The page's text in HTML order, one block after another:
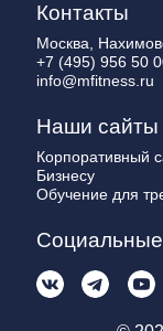
Контакты
Москва,
+7 (495) 956 50
info@mfitness.ru
Наши сайты
Корпоративный
Бизнесу
Обучение для
Социальные